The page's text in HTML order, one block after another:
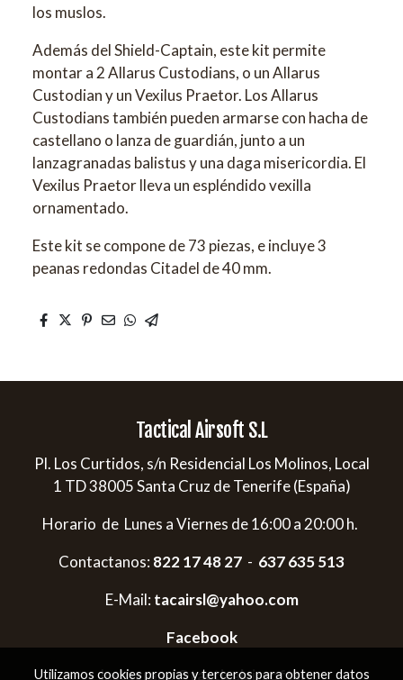
los muslos.
Además del Shield-Captain, este kit permite
montar a 2 Allarus Custodians, o un Allarus
Custodian y un Vexilus Praetor. Los Allarus
Custodians también pueden armarse con hacha de
castellano o lanza de guardián, junto a un
lanzagranadas balistus y una daga misericordia. El
Vexilus Praetor lleva un espléndido vexilla
ornamentado.
Este kit se compone de 73 piezas, e incluye 3
peanas redondas Citadel de 40 mm.
Tactical Airsoft S.L
Pl. Los Curtidos, s/n Residencial Los Molinos, Local
1 TD 38005 Santa Cruz de Tenerife (España)
Horario de Lunes a Viernes de 16:00 a 20:00 h.
Contactanos: 822 17 48 27 - 637 635 513
E-Mail: tacairsl@yahoo.com
Facebook
Instagram:@tacticalairsoftsl
Utilizamos cookies propias y terceros para obtener datos